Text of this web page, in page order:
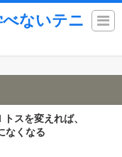
ないテニ
スを変えれば、
なくなる